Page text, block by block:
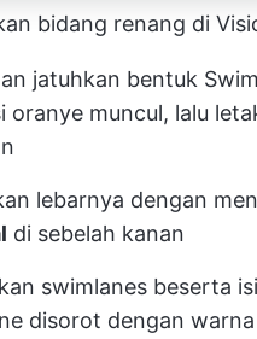
bidang renang di
jatuhkan bentuk
oranye muncul, lalu
lebarnya dengan
di sebelah kanan
swimlanes beserta
disorot dengan